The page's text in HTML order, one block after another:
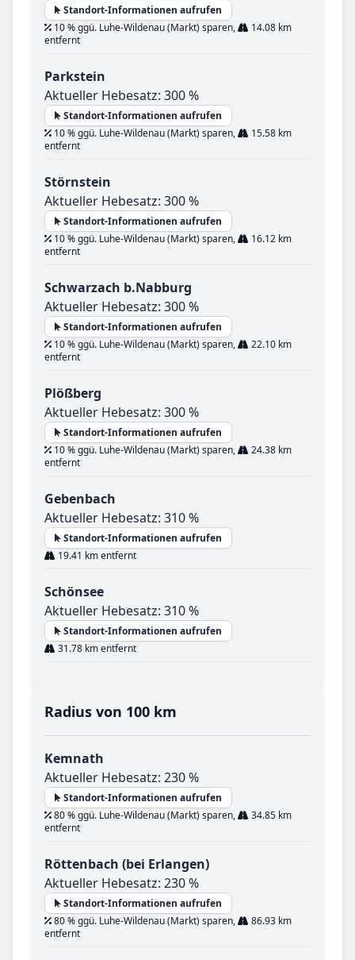
Standort-Informationen aufrufen
10 % ggü. Luhe-Wildenau (Markt) sparen,
14.08 km
entfernt
Parkstein
Aktueller Hebesatz: 300 %
Standort-Informationen aufrufen
10 % ggü. Luhe-Wildenau (Markt) sparen,
15.58 km
entfernt
Störnstein
Aktueller Hebesatz: 300 %
Standort-Informationen aufrufen
10 % ggü. Luhe-Wildenau (Markt) sparen,
16.12 km
entfernt
Schwarzach b.Nabburg
Aktueller Hebesatz: 300 %
Standort-Informationen aufrufen
10 % ggü. Luhe-Wildenau (Markt) sparen,
22.10 km
entfernt
Plößberg
Aktueller Hebesatz: 300 %
Standort-Informationen aufrufen
10 % ggü. Luhe-Wildenau (Markt) sparen,
24.38 km
entfernt
Gebenbach
Aktueller Hebesatz: 310 %
Standort-Informationen aufrufen
19.41 km entfernt
Schönsee
Aktueller Hebesatz: 310 %
Standort-Informationen aufrufen
31.78 km entfernt
Radius von 100 km
Kemnath
Aktueller Hebesatz: 230 %
Standort-Informationen aufrufen
80 % ggü. Luhe-Wildenau (Markt) sparen,
34.85 km
entfernt
Röttenbach (bei Erlangen)
Aktueller Hebesatz: 230 %
Standort-Informationen aufrufen
80 % ggü. Luhe-Wildenau (Markt) sparen,
86.93 km
entfernt